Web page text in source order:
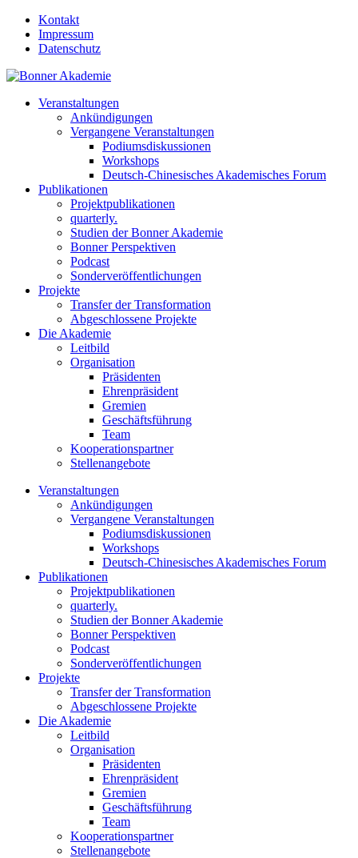
Kontakt
Impressum
Datenschutz
Veranstaltungen
Ankündigungen
Vergangene Veranstaltungen
Podiumsdiskussionen
Workshops
Deutsch-Chinesisches Akademisches Forum
Publikationen
Projektpublikationen
quarterly.
Studien der Bonner Akademie
Bonner Perspektiven
Podcast
Sonderveröffentlichungen
Projekte
Transfer der Transformation
Abgeschlossene Projekte
Die Akademie
Leitbild
Organisation
Präsidenten
Ehrenpräsident
Gremien
Geschäftsführung
Team
Kooperationspartner
Stellenangebote
Veranstaltungen
Ankündigungen
Vergangene Veranstaltungen
Podiumsdiskussionen
Workshops
Deutsch-Chinesisches Akademisches Forum
Publikationen
Projektpublikationen
quarterly.
Studien der Bonner Akademie
Bonner Perspektiven
Podcast
Sonderveröffentlichungen
Projekte
Transfer der Transformation
Abgeschlossene Projekte
Die Akademie
Leitbild
Organisation
Präsidenten
Ehrenpräsident
Gremien
Geschäftsführung
Team
Kooperationspartner
Stellenangebote